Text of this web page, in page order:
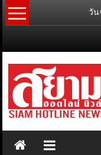
Skip
to
วัน